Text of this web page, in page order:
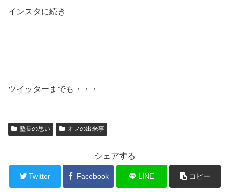
インスタに続き
ツイッターまでも・・・
塾長の思い オフの出来事
シェアする
Twitter Facebook LINE コピー